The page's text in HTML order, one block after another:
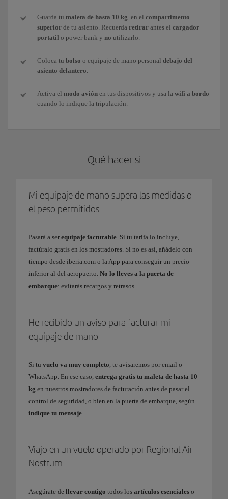
Guarda tu maleta de hasta 10 kg. en el compartimento
superior de tu asiento. Recuerda retirar antes el cargador
portatil o power bank y no utilizarlo.
Coloca tu bolso o equipaje de mano personal debajo del
asiento delantero.
Activa el modo avión en tus dispositivos y usa la wifi a bordo
cuando lo indique la tripulación.
Qué hacer si
Mi equipaje de mano supera las medidas o
el peso permitidos
Pasará a ser equipaje facturable. Si tu tarifa lo incluye,
factúralo gratis en los mostradores. Si no es así, añádelo con
tiempo desde iberia.com o la App para conseguir un precio
inferior al del aeropuerto. No lo lleves a la puerta de
embarque: evitarás recargos y retrasos.
He recibido un aviso para facturar mi
equipaje de mano
Si tu vuelo va muy completo , te avisaremos por email o
WhatsApp. En ese caso, entrega gratis tu maleta de hasta 10
kg en nuestros mostradores de facturación antes de pasar el
control de seguridad, o bien en la puerta de embarque, según
indique tu mensaje
Viajo en un vuelo operado por Regional Air
Nostrum
Asegúrate de llevar contigo todos los artículos esenciales o